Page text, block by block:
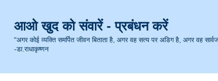
आओ खुद को संवारें - प्रबंधन करें
"अगर कोई व्यक्ति समर्पित जीवन बिताता है, अगर वह सत्य पर अडिग है, अगर वह
-डा.राधाकृष्णन